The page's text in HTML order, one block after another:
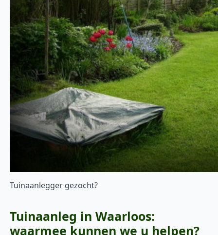
Tuinaanlegger gezocht?
Tuinaanleg in Waarloos:
waarmee kunnen we u helpen?